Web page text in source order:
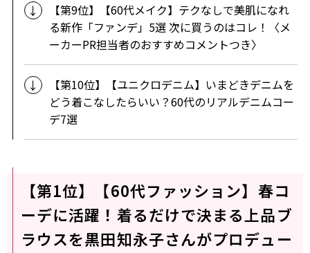
【第9位】【60代メイク】テクなしで美肌になれ
る新作「ファンデ」5選 次に買うのはコレ！〈メ
ーカーPR担当者のおすすめコメントつき〉
【第10位】【ユニクロデニム】いまどきデニムを
どう着こなしたらいい？60代のリアルデニムコー
デ7選
【第1位】【60代ファッション】春コ
ーデに活躍！着るだけで決まる上品ブ
ラウスを黒田知永子さんがプロデュー